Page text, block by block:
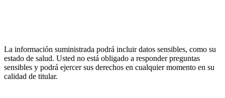
La información suministrada podrá incluir datos sensibles, como su
estado de salud. Usted no está obligado a responder preguntas
sensibles y podrá ejercer sus derechos en cualquier momento en su
calidad de titular.